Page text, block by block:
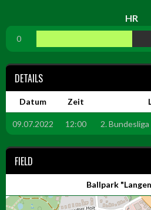
HR
0
DETAILS
Datum Zeit
09.07.2022 12:00 2.
FIELD
Ballpark